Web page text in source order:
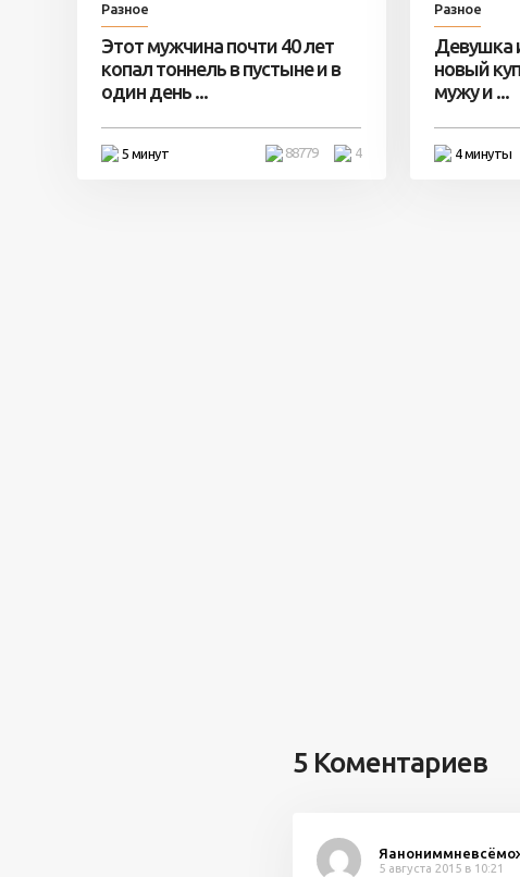
Разное
Этот мужчина почти 40 лет
копал тоннель в пустыне и в
один день ...
5 минут 4
88779
Разное
Девушка
новый
мужу и ...
4 минуты
5 Коментариев
5 августа 2015 в 10:21